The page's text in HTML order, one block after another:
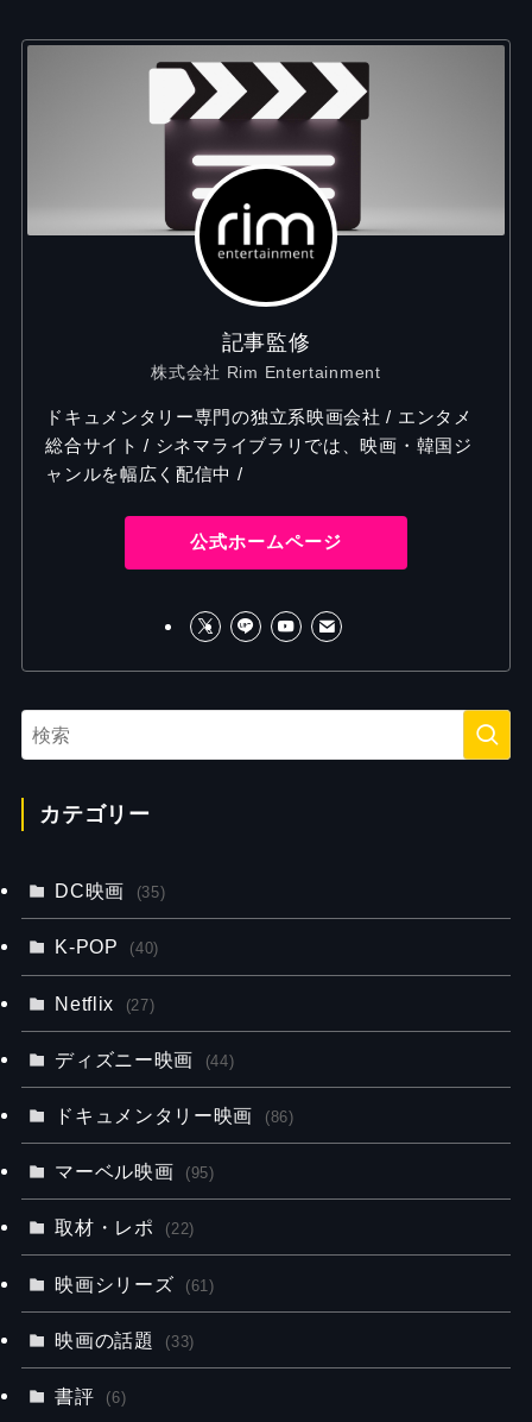
記事監修
株式会社 Rim Entertainment
ドキュメンタリー専門の独立系映画会社 / エンタメ
総合サイト / シネマライブラリでは、映画・韓国ジ
ャンルを幅広く配信中 /
公式ホームページ
カテゴリー
DC映画 (35)
K-POP (40)
Netflix (27)
ディズニー映画 (44)
ドキュメンタリー映画 (86)
マーベル映画 (95)
取材・レポ (22)
映画シリーズ (61)
映画の話題 (33)
書評 (6)